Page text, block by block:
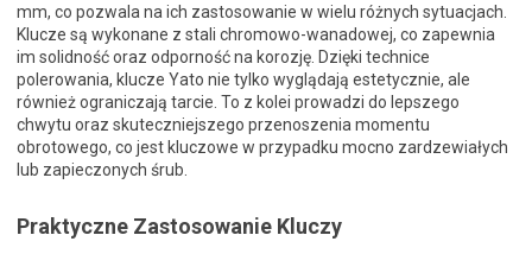
mm, co pozwala na ich zastosowanie w wielu różnych sytuacjach.
Klucze są wykonane z stali chromowo-wanadowej, co zapewnia
im solidność oraz odporność na korozję. Dzięki technice
polerowania, klucze Yato nie tylko wyglądają estetycznie, ale
również ograniczają tarcie. To z kolei prowadzi do lepszego
chwytu oraz skuteczniejszego przenoszenia momentu
obrotowego, co jest kluczowe w przypadku mocno zardzewiałych
lub zapieczonych śrub.
Praktyczne Zastosowanie Kluczy